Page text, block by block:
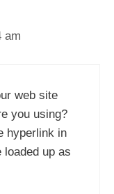
am
web site
you using?
hyperlink in
up as